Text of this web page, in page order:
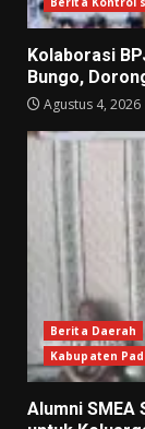
Kolaborasi
Bungo,
Agustus 4, 2026
Berita Daerah
Kabupaten
Alumni SMEA